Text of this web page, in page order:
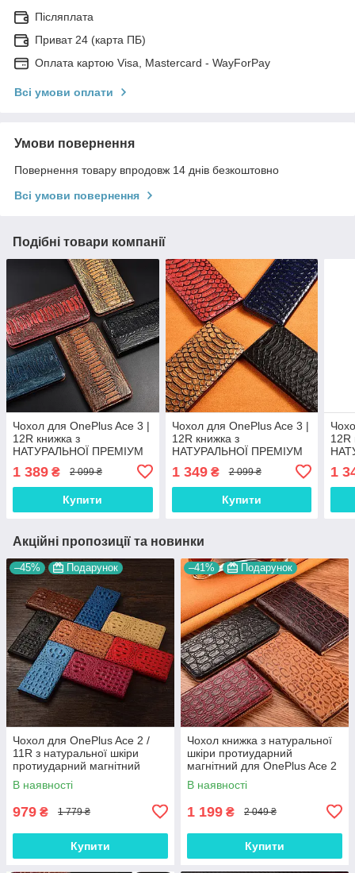
Післяплата
Приват 24 (карта ПБ)
Оплата картою Visa, Mastercard - WayForPay
Всі умови оплати
Умови повернення
Повернення товару впродовж 14 днів безкоштовно
Всі умови повернення
Подібні товари компанії
Чохол для OnePlus Ace 3 |
12R книжка з
НАТУРАЛЬНОЇ ПРЕМІУМ
протиударний магнітний
"REPTILE"
1 389 ₴ 2 099 ₴
Купити
Чохол для OnePlus Ace 3 |
12R книжка з
НАТУРАЛЬНОЇ ПРЕМІУМ
протиударний магнітний
"PYTHON"
1 349₴ 2 099 ₴
Купити
12R
1
Акційні пропозиції та новинки
–45% Подарунок
Чохол для OnePlus Ace 2 /
11R з натуральної шкіри
протиударний магнітний
книжка з підставкою
"CROCOHEAD"
В наявності
979 ₴ 1 779 ₴
Купити
–41% Подарунок
Чохол книжка з натуральної
шкіри протиударний
магнітний для OnePlus Ace 2
/ 11R "JACOSA"
В наявності
1 199 ₴ 2 049 ₴
Купити